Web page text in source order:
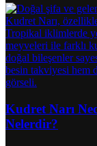
Kudret Narı
Nelerdir?